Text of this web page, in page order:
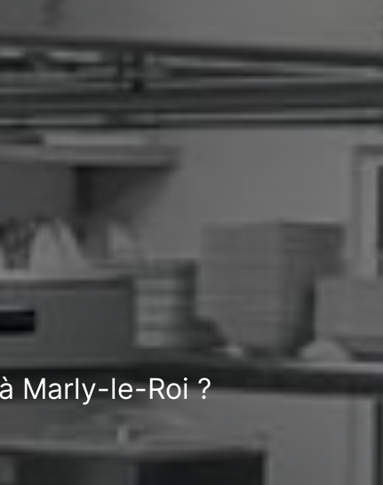
Marly-le-Roi ?